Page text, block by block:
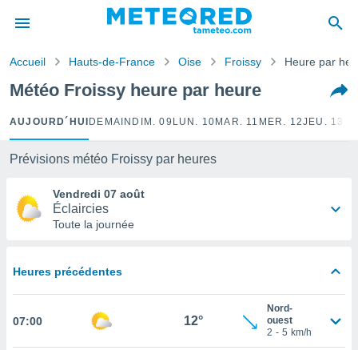
de
a
Vous
et
Accueil Hauts-de-France Oise Froissy Heure par
Météo Froissy heure par heure
AUJOURD´HUI DEMAIN DIM. 09 LUN. 10 MAR. 11 MER. 12JEU. 13
Prévisions météo Froissy par heures
Vendredi 07 août
Éclaircies
Toute la journée
Heures précédentes
07:00 12°
Nord-
ouest
2 - 5 km/h